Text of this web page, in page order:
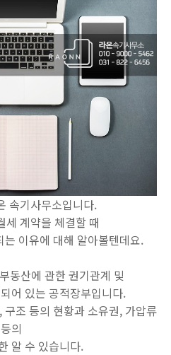
속기사무소입니다.
세 계약을 체결할 때
이유에 대해 알아볼텐데요.
동산에 관한 권기관계 및
어 있는 공적장부입니다.
조 등의 현황과 소유권, 가압류
등의
알 수 있습니다.